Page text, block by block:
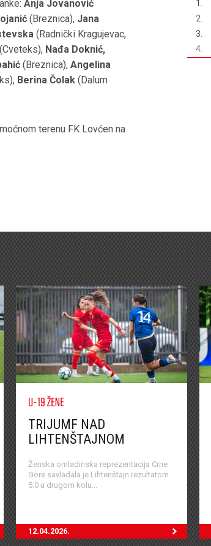
Anja Jovanović
(Breznica), Jana
(Radnički Kragujevac,
(Cveteks), Nađa Doknić,
(Breznica), Angelina
Berina Čolak (Dalum
terenu FK Lovćen na
1.
2.
3.
4.
U-19 ŽENE
TRIJUMF NAD
LIHTENŠTAJNOM
Ženska omladinska reprezentacija Crne
Gore savladala je Lihtenštajn rezultatom
5:0 u drugom kolu...
12.04.2026.